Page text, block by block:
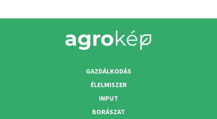
GAZDÁLKODÁS
ÉLELMISZER
INPUT
BORÁSZAT